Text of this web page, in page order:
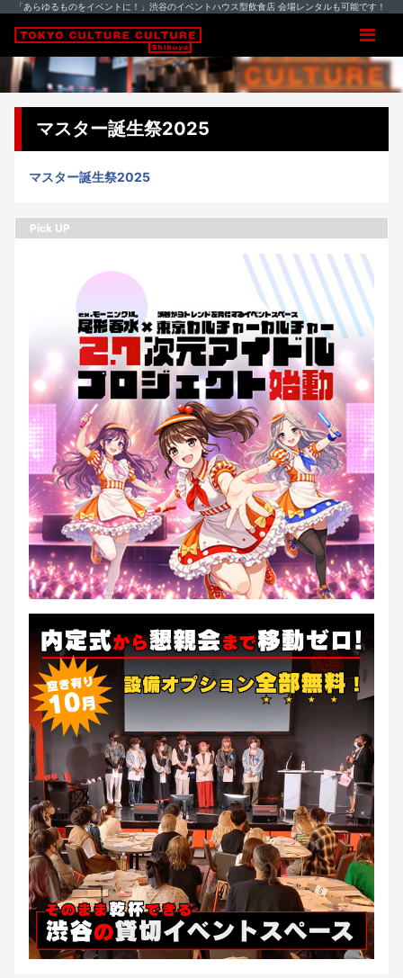
「あらゆるものをイベントに！」渋谷のイベントハウス型飲食店 会場レンタルも可能です！
マスター誕生祭2025
マスター誕生祭2025
Pick UP